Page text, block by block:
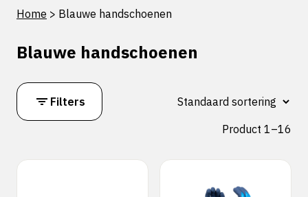
Home > Blauwe handschoenen
Blauwe handschoenen
Filters
Product 1–16